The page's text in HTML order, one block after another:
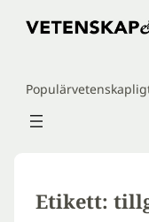
Hoppa
Etikett: